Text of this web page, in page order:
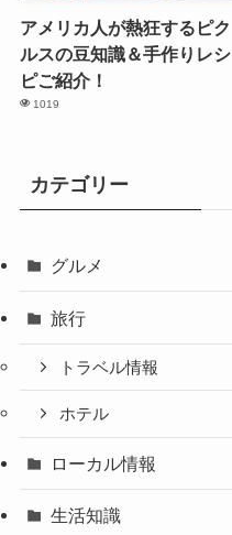
アメリカ人が熱狂するピク
ルスの豆知識＆手作りレシ
ピご紹介！
1019
カテゴリー
グルメ
旅行
トラベル情報
ホテル
ローカル情報
生活知識